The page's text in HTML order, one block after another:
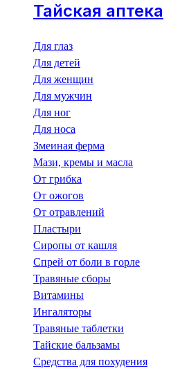
Тайская аптека
Для глаз
Для детей
Для женщин
Для мужчин
Для ног
Для носа
Змеиная ферма
Мази, кремы и масла
От грибка
От ожогов
От отравлений
Пластыри
Сиропы от кашля
Спрей от боли в горле
Травяные сборы
Витамины
Ингаляторы
Травяные таблетки
Тайские бальзамы
Средства для похудения